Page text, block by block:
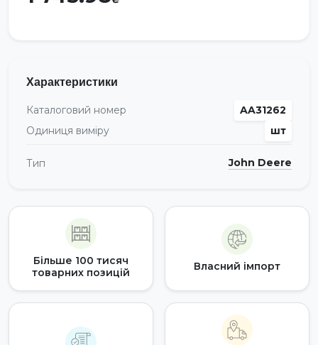
Характеристики
Каталоговий номер
AA31262
Одиниця виміру
шт
Тип John Deere
Більше 100 тисяч
товарних позицій
Власний імпорт